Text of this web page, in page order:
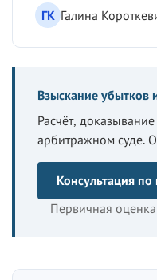
ГК Галина
Взыскание убытков
Расчёт,
арбитражном суде.
Консультация
Первичная